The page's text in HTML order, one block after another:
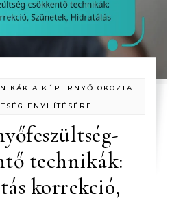
A KÉPERNYŐ OKOZTA
ENYHÍTÉSÉRE
technikák:
korrekció,